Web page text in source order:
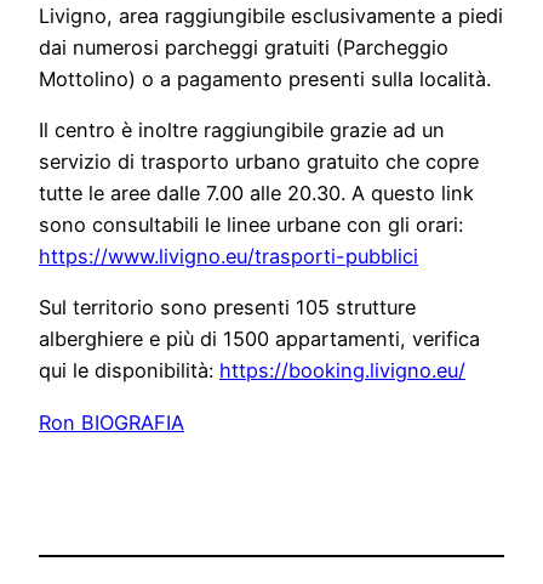
Livigno, area raggiungibile esclusivamente a piedi
dai numerosi parcheggi gratuiti (Parcheggio
Mottolino) o a pagamento presenti sulla località.
Il centro è inoltre raggiungibile grazie ad un
servizio di trasporto urbano gratuito che copre
tutte le aree dalle 7.00 alle 20.30. A questo link
sono consultabili le linee urbane con gli orari:
https://www.livigno.eu/trasporti-pubblici
Sul territorio sono presenti 105 strutture
alberghiere e più di 1500 appartamenti, verifica
qui le disponibilità: https://booking.livigno.eu/
Ron BIOGRAFIA